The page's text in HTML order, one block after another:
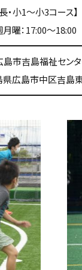
・小1〜小3コース】
曜：17:00〜18:00
島市吉島福祉セン
県広島市中区吉島